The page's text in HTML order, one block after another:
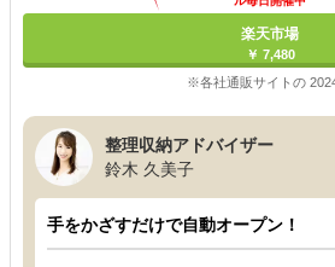
楽天市場
￥ 7,480
※各社通販サイトの
整理収納アドバイザー
鈴木 久美子
手をかざすだけで自動オープン！